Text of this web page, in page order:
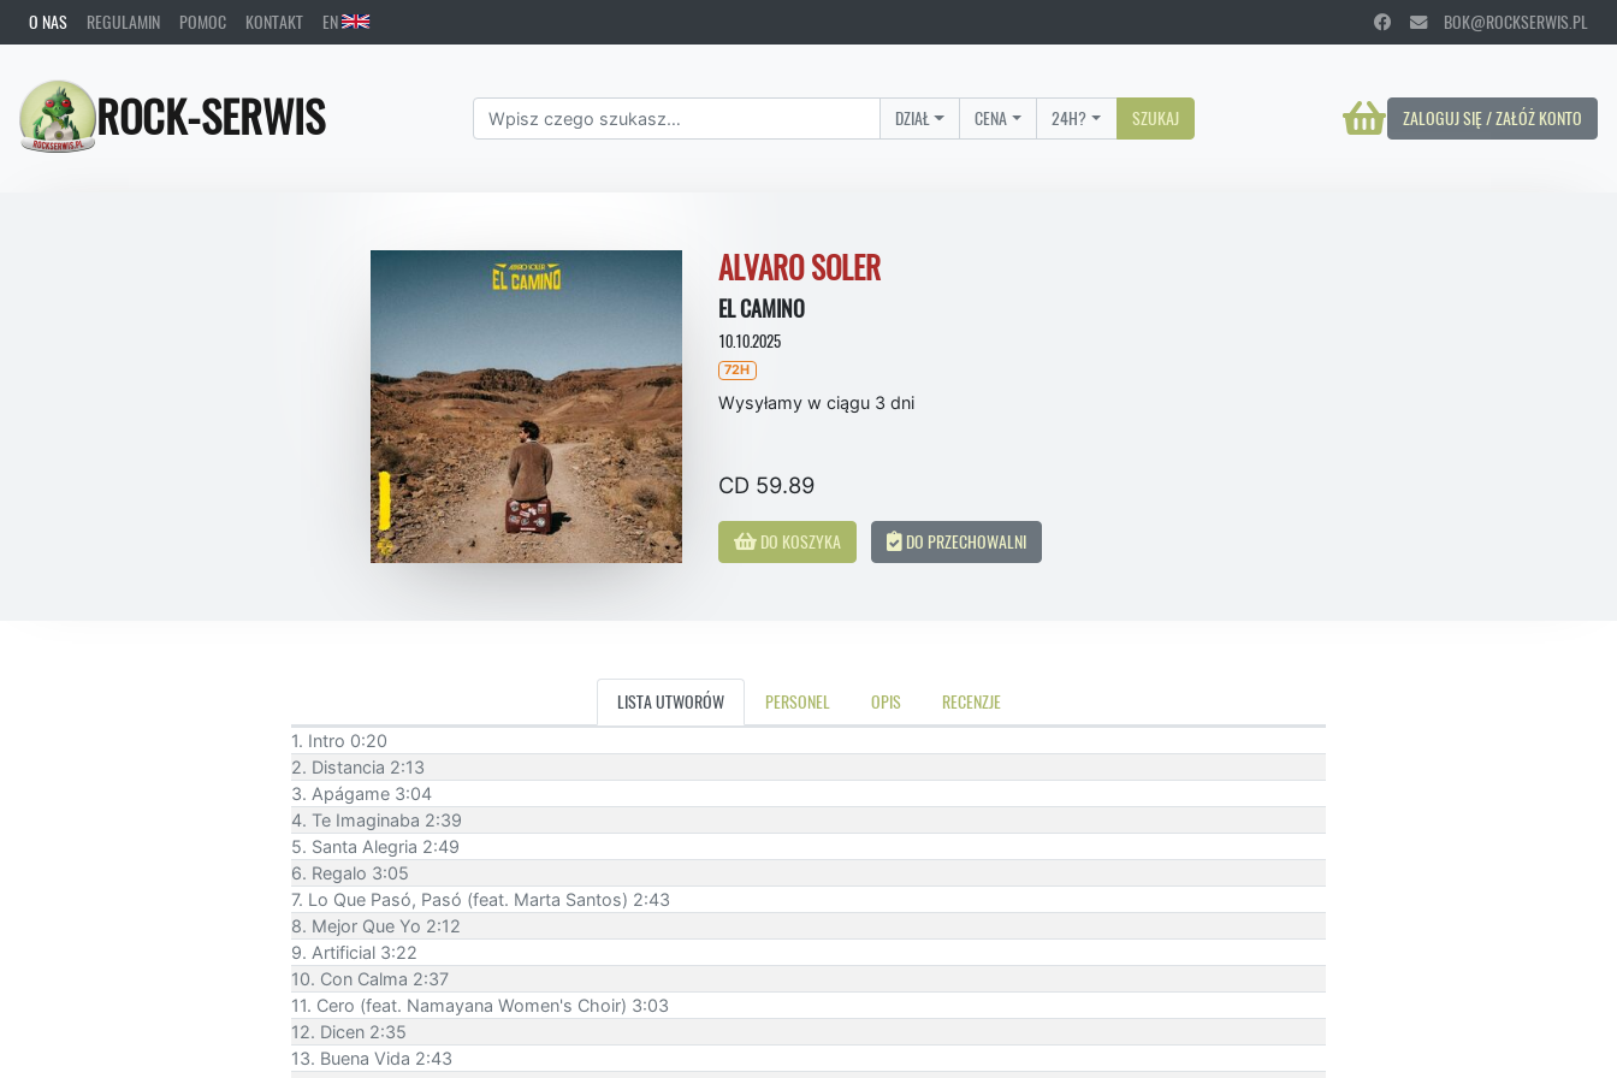
O NAS REGULAMIN POMOC KONTAKT EN BOK@ROCKSERWIS.PL
ROCK-SERWIS ZALOGUJ SIĘ / ZAŁÓŻ KONTO
DZIAŁ CENA 24H? SZUKAJ
ALVARO SOLER
EL CAMINO
10.10.2025
72H
Wysyłamy w ciągu 3 dni
CD 59.89
DO KOSZYKA DO PRZECHOWALNI
LISTA UTWORÓW PERSONEL OPIS RECENZJE
1. Intro 0:20
2. Distancia 2:13
3. Apágame 3:04
4. Te Imaginaba 2:39
5. Santa Alegria 2:49
6. Regalo 3:05
7. Lo Que Pasó, Pasó (feat. Marta Santos) 2:43
8. Mejor Que Yo 2:12
9. Artificial 3:22
10. Con Calma 2:37
11. Cero (feat. Namayana Women's Choir) 3:03
12. Dicen 2:35
13. Buena Vida 2:43